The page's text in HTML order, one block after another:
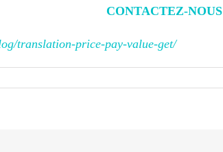
CONTACTEZ-NOUS
translation-price-pay-value-get/